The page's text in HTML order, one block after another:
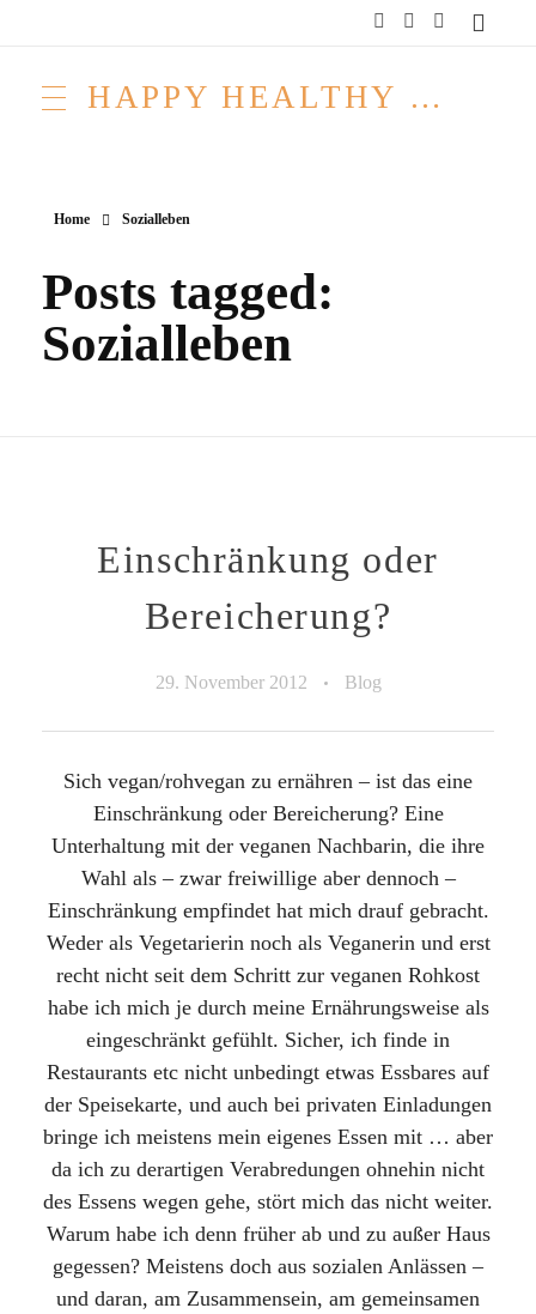
HAPPY HEALTHY RAW & FREE – ROH MACHT FROH!
Home Sozialleben
Posts tagged:
Sozialleben
Einschränkung oder
Bereicherung?
29. November 2012 Blog
Sich vegan/rohvegan zu ernähren – ist das eine
Einschränkung oder Bereicherung? Eine
Unterhaltung mit der veganen Nachbarin, die ihre
Wahl als – zwar freiwillige aber dennoch –
Einschränkung empfindet hat mich drauf gebracht.
Weder als Vegetarierin noch als Veganerin und erst
recht nicht seit dem Schritt zur veganen Rohkost
habe ich mich je durch meine Ernährungsweise als
eingeschränkt gefühlt. Sicher, ich finde in
Restaurants etc nicht unbedingt etwas Essbares auf
der Speisekarte, und auch bei privaten Einladungen
bringe ich meistens mein eigenes Essen mit … aber
da ich zu derartigen Verabredungen ohnehin nicht
des Essens wegen gehe, stört mich das nicht weiter.
Warum habe ich denn früher ab und zu außer Haus
gegessen? Meistens doch aus sozialen Anlässen –
und daran, am Zusammensein, am gemeinsamen